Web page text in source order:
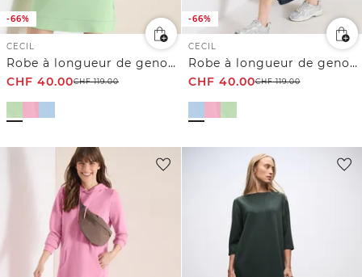
-66%
CECIL
Robe à longueur de genou avec capuche
CHF 40.00CHF119.00
-66%
CECIL
Robe à longueur de genou avec capuche
CHF 40.00CHF119.00